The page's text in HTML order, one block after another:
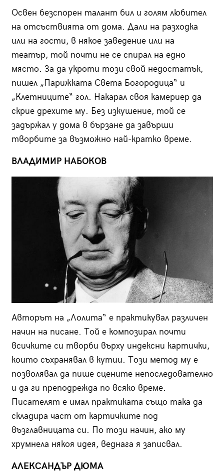
Освен безспорен талант бил и голям любител
на отсъствията от дома. Дали на разходка
или на гости, в някое заведение или на
театър, той почти не се спирал на едно
място. За да укроти този свой недостатък,
пишел „Парижката Света Богородица“ и
„Клетниците“ гол. Накарал своя камериер да
скрие дрехите му. Без изкушение, той се
задържал у дома в бързане да завърши
творбите за възможно най-кратко време.
ВЛАДИМИР НАБОКОВ
Авторът на „Лолита“ е практикувал различен
начин на писане. Той е композирал почти
всичките си творби върху индексни картички,
които съхранявал в кутии. Този метод му е
позволявал да пише сцените непоследователно
и да ги преподрежда по всяко време.
Писателят е имал практиката също така да
складира част от картичките под
възглавницата си. По този начин, ако му
хрумнела някоя идея, веднага я записвал.
АЛЕКСАНДЪР ДЮМА